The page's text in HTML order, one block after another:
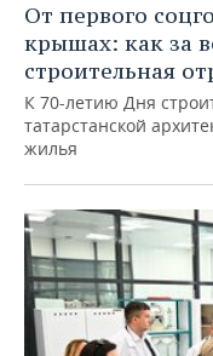
От первого
крышах: как за
строительная
К 70-летию Дня
татарстанской
жилья